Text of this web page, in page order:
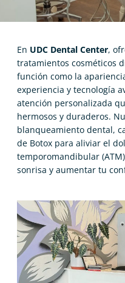
En UDC Dental Center,
tratamientos cosméticos
función como la
experiencia y tecnología
atención personalizada
hermosos y duraderos.
blanqueamiento dental,
de Botox para aliviar el
temporomandibular
sonrisa y aumentar tu